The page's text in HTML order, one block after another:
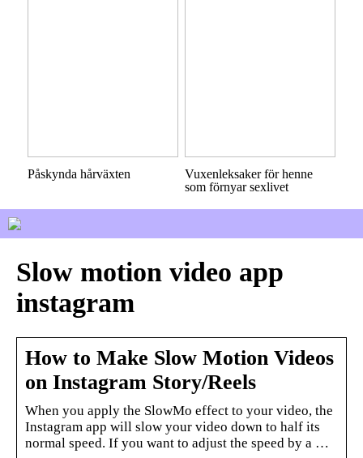
Påskynda hårväxten
Vuxenleksaker för henne
som förnyar sexlivet
Slow motion video app
instagram
How to Make Slow Motion Videos
on Instagram Story/Reels
When you apply the SlowMo effect to your video, the
Instagram app will slow your video down to half its
normal speed. If you want to adjust the speed by a …